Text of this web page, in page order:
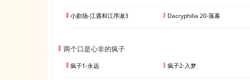
小剧场-江遇和江序湫3 Dacryphilia 20-落幕
两个口是心非的疯子
疯子1-永远 疯子2-入梦